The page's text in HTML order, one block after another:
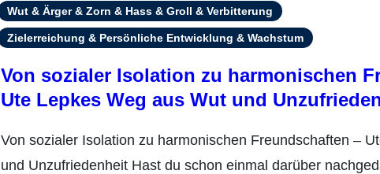
Wut & Ärger & Zorn & Hass & Groll & Verbitterung
Zielerreichung & Persönliche Entwicklung & Wachstum
Von sozialer Isolation zu harmonischen
Ute Lepkes Weg aus Wut und
Von sozialer Isolation zu harmonischen Freundschaften – Ute Lepkes Weg aus Wut
und Unzufriedenheit Hast du schon einmal darüber